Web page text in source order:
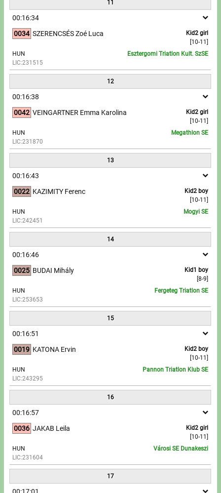
11
00:16:34
0034
Kid2 girl
[10-11]
SZERENCSÉS Zoé Luca
HUN
LIC:231515
Esztergomi Triatlon Kult. SzSE
12
00:16:38
0042
Kid2 girl
[10-11]
VEINGARTNER Emma Karolina
HUN
LIC:231870
Megathlon SE
13
00:16:43
0022
Kid2 boy
[10-11]
KAZIMITY Ferenc
HUN
LIC:242451
Mogyi SE
14
00:16:46
0025
Kid1 boy
[8-9]
BUDAI Mihály
HUN
LIC:253653
Fergeteg Triatlon SE
15
00:16:51
0019
Kid2 boy
[10-11]
KATONA Ervin
HUN
LIC:243295
Pannon Triatlon Klub SE
16
00:16:57
0036
Kid2 girl
[10-11]
JAKAB Leila
HUN
LIC:231604
Városi SE Dunakeszi
17
00:17:01